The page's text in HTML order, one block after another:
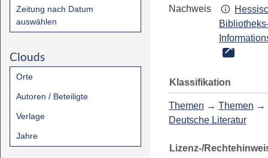
Zeitung nach Datum
auswählen
Clouds
Orte
Autoren / Beteiligte
Verlage
Jahre
Nachweis
Klassifikation
Themen → Themen →
Deutsche Literatur
Lizenz-/